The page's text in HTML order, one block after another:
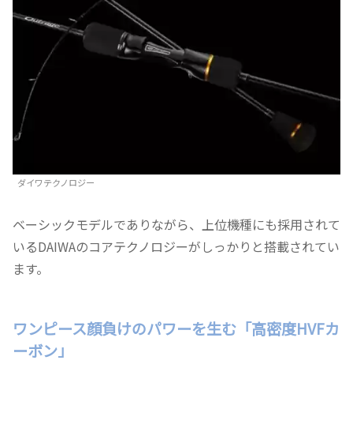
ダイワテクノロジー
ベーシックモデルでありながら、上位機種にも採用されて
いるDAIWAのコアテクノロジーがしっかりと搭載されてい
ます。
ワンピース顔負けのパワーを生む「高密度HVFカ
ーボン」